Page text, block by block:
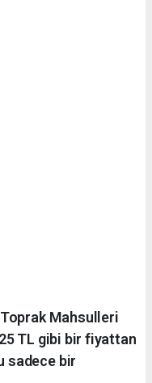
Mahsulleri
TL gibi bir fiyattan
sadece bir